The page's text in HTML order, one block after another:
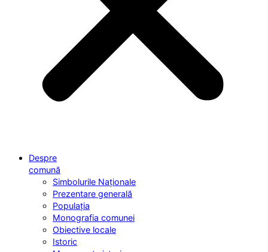
Despre
comună
Simbolurile Naționale
Prezentare generală
Populația
Monografia comunei
Obiective locale
Istoric